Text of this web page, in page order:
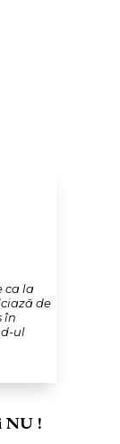
ca la
de
în
ul
NU !